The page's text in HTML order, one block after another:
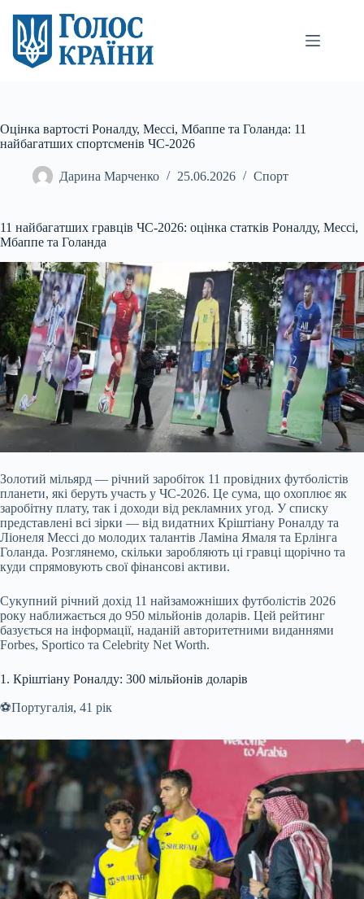
вмісту
Оцінка вартості Роналду, Мессі, Мбаппе та Голанда: 11
найбагатших спортсменів ЧС-2026
Дарина Марченко 25.06.2026 Спорт
11 найбагатших гравців ЧС-2026: оцінка статків Роналду, Мессі,
Мбаппе та Голанда
Золотий мільярд — річний заробіток 11 провідних футболістів
планети, які беруть участь у ЧС-2026. Це сума, що охоплює як
заробітну плату, так і доходи від рекламних угод. У списку
представлені всі зірки — від видатних Кріштіану Роналду та
Ліонеля Мессі до молодих талантів Ламіна Ямаля та Ерлінга
Голанда. Розглянемо, скільки заробляють ці гравці щорічно та
куди спрямовують свої фінансові активи.
Сукупний річний дохід 11 найзаможніших футболістів 2026
року наближається до 950 мільйонів доларів. Цей рейтинг
базується на інформації, наданій авторитетними виданнями
Forbes, Sportico та Celebrity Net Worth.
1. Кріштіану Роналду: 300 мільйонів доларів
⚽️Португалія, 41 рік